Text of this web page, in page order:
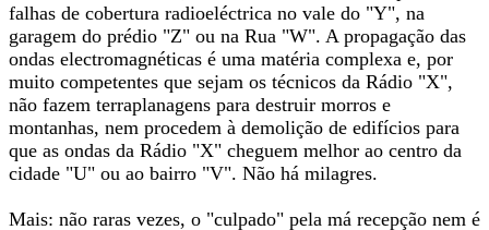
falhas de cobertura radioeléctrica no vale do "Y", na
garagem do prédio "Z" ou na Rua "W". A propagação das
ondas electromagnéticas é uma matéria complexa e, por
muito competentes que sejam os técnicos da Rádio "X",
não fazem terraplanagens para destruir morros e
montanhas, nem procedem à demolição de edifícios para
que as ondas da Rádio "X" cheguem melhor ao centro da
cidade "U" ou ao bairro "V". Não há milagres.
Mais: não raras vezes, o "culpado" pela má recepção nem é